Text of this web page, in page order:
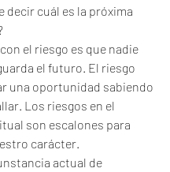
decir cuál es la próxima
el riesgo es que nadie
el futuro. El riesgo
una oportunidad sabiendo
Los riesgos en el
son escalones para
carácter.
actual de